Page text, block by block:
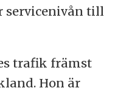
servicenivån till
trafik främst
Hon är